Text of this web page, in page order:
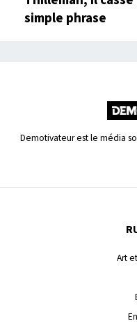
simple phrase
Demotivateur est le média
Art